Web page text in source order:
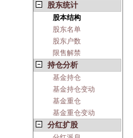
股东统计
股本结构
股东名单
股东户数
限售解禁
持仓分析
基金持仓
基金持仓变动
基金重仓
基金重仓变动
分红扩股